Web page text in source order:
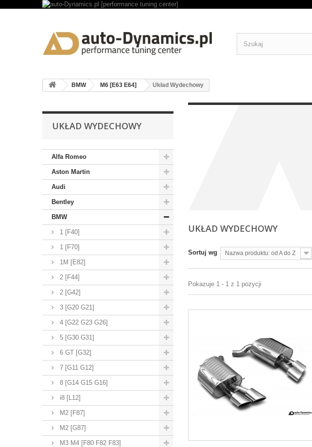
BMW M6 [E63 E64] Układ Wydechowy
UKŁAD WYDECHOWY
Alfa Romeo
Aston Martin
Audi
Bentley
BMW
1 [F40]
1 [F70]
1M [E82]
2 [F44]
2 [G42]
3 [G20 G21]
4 [G22 G23 G26]
5 [G30 G31]
6 GT [G32]
7 [G11 G12]
8 [G14 G15 G16]
i8 [L12]
M2 [F87]
M2 [G87]
M3 M4 [F80 F82 F83]
UKŁAD WYDECHOWY
Sortuj wg Nazwa produktu: od A do Z
Pokazuje 1 - 1 z 1 pozycji